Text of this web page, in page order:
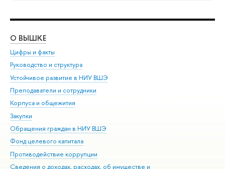
О ВЫШКЕ
Цифры и факты
Руководство и структура
Устойчивое развитие в НИУ ВШЭ
Преподаватели и сотрудники
Корпуса и общежития
Закупки
Обращения граждан в НИУ ВШЭ
Фонд целевого капитала
Противодействие коррупции
Сведения о доходах, расходах, об имуществе и